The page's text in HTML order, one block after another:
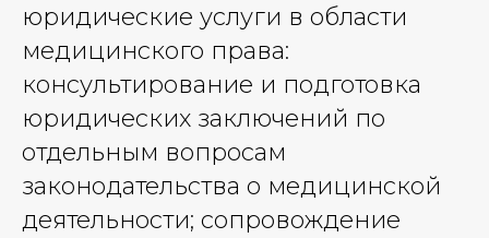
юридические услуги в области
медицинского права:
консультирование и подготовка
юридических заключений по
отдельным вопросам
законодательства о медицинской
деятельности; сопровождение